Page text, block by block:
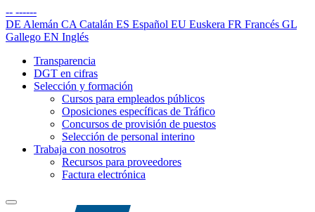
-- ------
DE Alemán CA Catalán ES Español EU Euskera FR Francés GL
Gallego EN Inglés
Transparencia
DGT en cifras
Selección y formación
Cursos para empleados públicos
Oposiciones específicas de Tráfico
Concursos de provisión de puestos
Selección de personal interino
Trabaja con nosotros
Recursos para proveedores
Factura electrónica